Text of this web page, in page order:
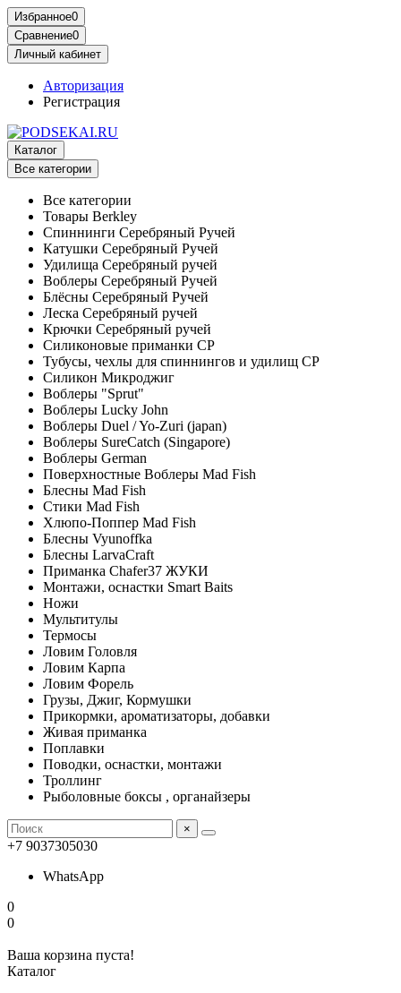
Избранное0
Сравнение0
Личный кабинет
Авторизация
Регистрация
Каталог
Все категории
Все категории
Товары Berkley
Спиннинги Серебряный Ручей
Катушки Серебряный Ручей
Удилища Серебряный ручей
Воблеры Серебряный Ручей
Блёсны Серебряный Ручей
Леска Серебряный ручей
Крючки Серебряный ручей
Силиконовые приманки СР
Тубусы, чехлы для спиннингов и удилищ СР
Силикон Микроджиг
Воблеры "Sprut"
Воблеры Lucky John
Воблеры Duel / Yo-Zuri (japan)
Воблеры SureCatch (Singapore)
Воблеры German
Поверхностные Воблеры Mad Fish
Блесны Mad Fish
Стики Mad Fish
Хлюпо-Поппер Mad Fish
Блесны Vyunoffka
Блесны LarvaCraft
Приманка Chafer37 ЖУКИ
Монтажи, оснастки Smart Baits
Ножи
Мультитулы
Термосы
Ловим Головля
Ловим Карпа
Ловим Форель
Грузы, Джиг, Кормушки
Прикормки, ароматизаторы, добавки
Живая приманка
Поплавки
Поводки, оснастки, монтажи
Троллинг
Рыболовные боксы , органайзеры
×
+7 9037305030
WhatsApp
0
0
Ваша корзина пуста!
Каталог